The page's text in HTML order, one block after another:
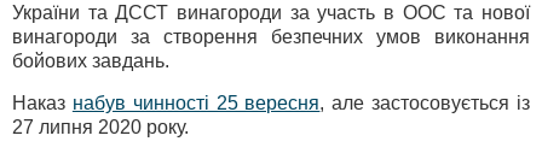
України та ДССТ винагороди за участь в ООС та нової
винагороди за створення безпечних умов виконання
бойових завдань.
Наказ набув чинності 25 вересня, але застосовується із
27 липня 2020 року.